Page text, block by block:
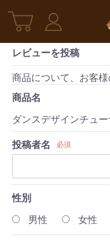
レビューを投稿
商品について、お客
商品名
ダンスデザインチュ
投稿者名
必須
性別
男性
女性